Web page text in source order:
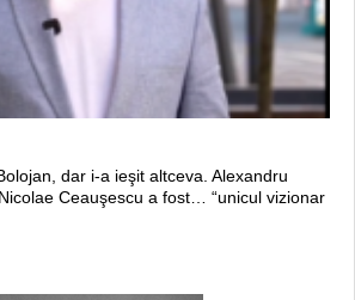
dar i-a ieşit altceva. Alexandru
Ceauşescu a fost… “unicul vizionar